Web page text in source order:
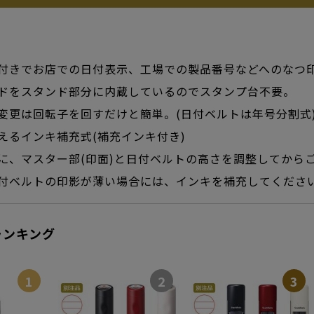
きでお店での日付表示、工場での製品番号などへのなつ
スタンド部分に内蔵しているのでスタンプ台不要。
更は回転子を回すだけと簡単。(日付ベルトは年号分割
るインキ補充式(補充インキ付き)
、マスター部(印面)と日付ベルトの高さを調整してから
ベルトの印影が薄い場合には、インキを補充してくださ
キング
1 2 3